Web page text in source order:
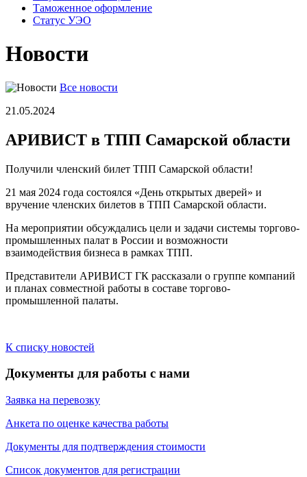
Таможенное оформление
Статус УЭО
Новости
Все новости
21.05.2024
АРИВИСТ в ТПП Самарской области
Получили членский билет ТПП Самарской области!
21 мая 2024 года состоялся «День открытых дверей» и
вручение членских билетов в ТПП Самарской области.
На мероприятии обсуждались цели и задачи системы торгово-
промышленных палат в России и возможности
взаимодействия бизнеса в рамках ТПП.
Представители АРИВИСТ ГК рассказали о группе компаний
и планах совместной работы в составе торгово-
промышленной палаты.
К списку новостей
Документы для работы с нами
Заявка на перевозку
Анкета по оценке качества работы
Документы для подтверждения стоимости
Список документов для регистрации